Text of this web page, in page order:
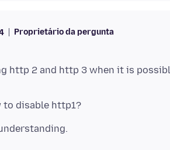
Proprietário da pergunta
http 2 and http 3 when it is